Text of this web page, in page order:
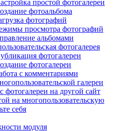
простой фотогалереи
фотоальбома
фотографий
просмотра фотографий
альбомами
фотогалерея
фотогалереи
фотогалереи
с комментариями
галереи
фотогалереи на другой сайт
на многопользовательскую
себя
модуля